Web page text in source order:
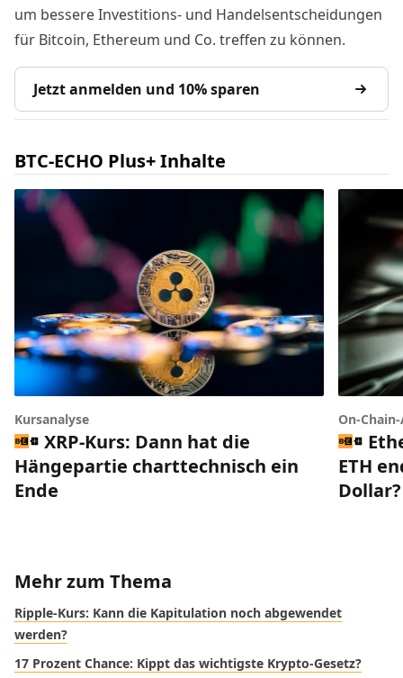
um bessere Investitions- und Handelsentscheidungen
für Bitcoin, Ethereum und Co. treffen zu können.
Jetzt anmelden und 10% sparen
BTC-ECHO Plus+ Inhalte
Kursanalyse
XRP-Kurs: Dann hat die
Hängepartie charttechnisch ein
Ende
On-
ETH
Dollar?
Mehr zum Thema
Ripple-Kurs: Kann die Kapitulation noch abgewendet
werden?
17 Prozent Chance: Kippt das wichtigste Krypto-Gesetz?